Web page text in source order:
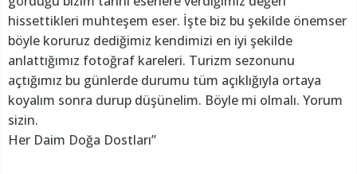
hissettikleri muhteşem eser. İşte biz bu şekilde önemser
böyle koruruz dediğimiz kendimizi en iyi şekilde
anlattığımız fotoğraf kareleri. Turizm sezonunu
açtığımız bu günlerde durumu tüm açıklığıyla ortaya
koyalım sonra durup düşünelim. Böyle mi olmalı. Yorum
sizin.
Her Daim Doğa Dostları”